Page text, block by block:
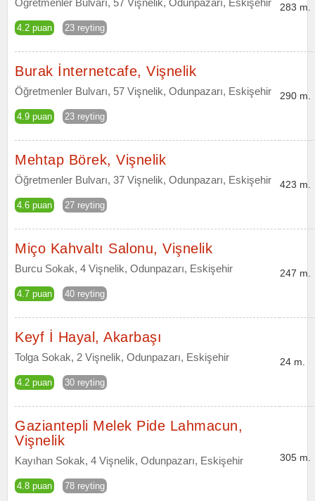
Öğretmenler Bulvarı, 57 Vişnelik, Odunpazarı, Eskişehir
4.2 puan 23 reyting
283 m.
Burak İnternetcafe, Vişnelik
Öğretmenler Bulvarı, 57 Vişnelik, Odunpazarı, Eskişehir
4.9 puan 23 reyting
290 m.
Mehtap Börek, Vişnelik
Öğretmenler Bulvarı, 37 Vişnelik, Odunpazarı, Eskişehir
4.6 puan 27 reyting
423 m.
Miço Kahvaltı Salonu, Vişnelik
Burcu Sokak, 4 Vişnelik, Odunpazarı, Eskişehir
4.7 puan 40 reyting
247 m.
Keyf İ Hayal, Akarbaşı
Tolga Sokak, 2 Vişnelik, Odunpazarı, Eskişehir
4.2 puan 30 reyting
24 m.
Gaziantepli Melek Pide Lahmacun,
Vişnelik
Kayıhan Sokak, 4 Vişnelik, Odunpazarı, Eskişehir
4.8 puan 78 reyting
305 m.